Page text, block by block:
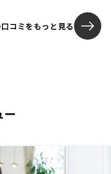
コミをもっと見る
ー